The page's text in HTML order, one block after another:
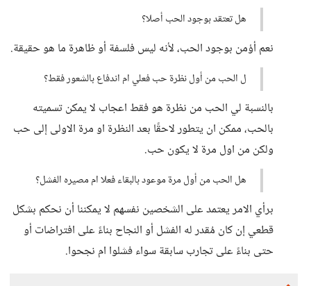
هل تعتقد بوجود الحب أصلا؟
نعم أؤمن بوجود الحب، لأنه ليس فلسفة أو ظاهرة ما هو حقيقة.
ل الحب من أول نظرة حب فعلي ام اندفاع بالشعور فقط؟
بالنسبة لي الحب من نظرة هو فقط اعجاب لا يمكن تسميته
بالحب، ممكن ان يتطور لاحقًا بعد النظرة او مرة الاولى إلى حب
ولكن من اول مرة لا يكون حب.
هل الحب من أول مرة موعود بالبقاء فعلا ام مصيره الفشل؟
برأي الامر يعتمد على الشخصين نفسهم لا يمكننا أن نحكم بشكل
قطعي إن كان مُقدر له الفشل أو النجاح بناءً على افتراضات أو
حتى بناءً على تجارب سابقة سواء فشلوا ام نجحوا.